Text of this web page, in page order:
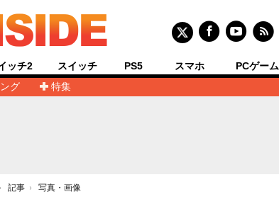
グ
特集
ッチ2 スイッチ PS5 スマホ PCゲーム
› 記事 › 写真・画像